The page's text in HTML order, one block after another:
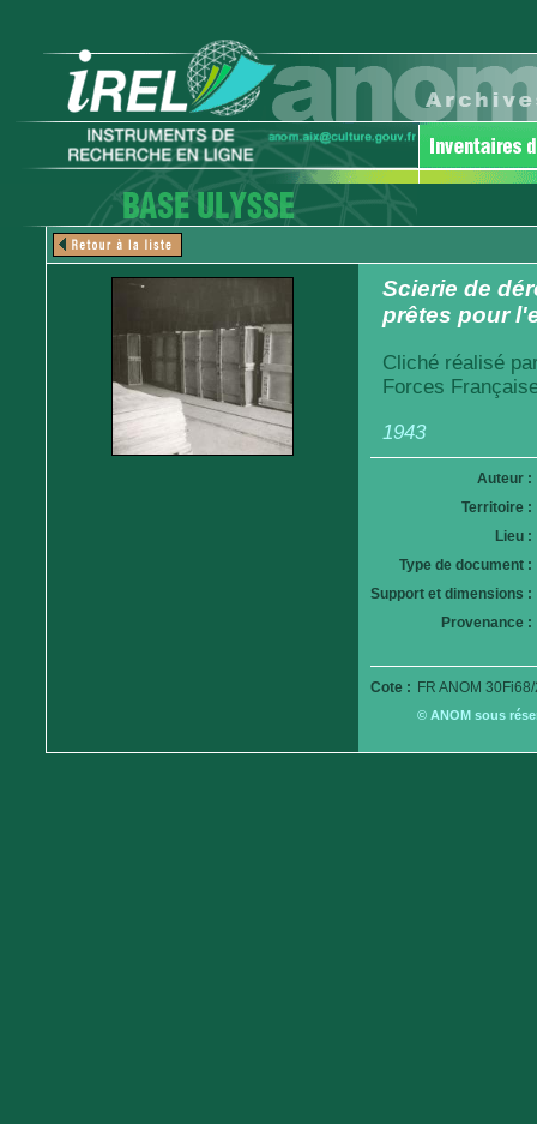
Scierie de
prêtes pour
Cliché réalisé
Forces
1943
Auteur :
Territoire :
Lieu :
Type de document :
Support et dimensions :
Provenance :
Cote : FR ANOM
© ANOM sous